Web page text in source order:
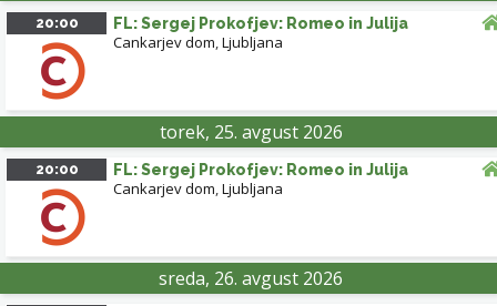
20:00 FL: Sergej Prokofjev: Romeo in Julija
Cankarjev dom,Ljubljana
torek, 25. avgust 2026
20:00 FL: Sergej Prokofjev: Romeo in Julija
Cankarjev dom,Ljubljana
sreda, 26. avgust 2026